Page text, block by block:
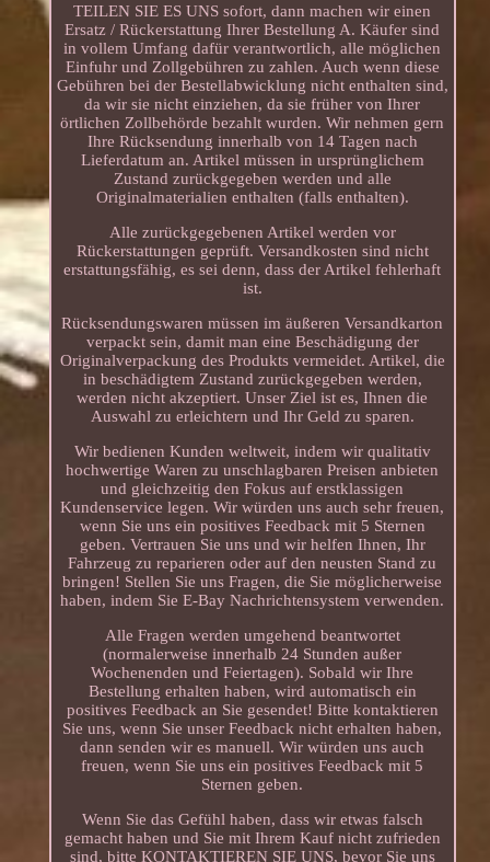
TEILEN SIE ES UNS sofort, dann machen wir einen
Ersatz / Rückerstattung Ihrer Bestellung A. Käufer sind
in vollem Umfang dafür verantwortlich, alle möglichen
Einfuhr und Zollgebühren zu zahlen. Auch wenn diese
Gebühren bei der Bestellabwicklung nicht enthalten sind,
da wir sie nicht einziehen, da sie früher von Ihrer
örtlichen Zollbehörde bezahlt wurden. Wir nehmen gern
Ihre Rücksendung innerhalb von 14 Tagen nach
Lieferdatum an. Artikel müssen in ursprünglichem
Zustand zurückgegeben werden und alle
Originalmaterialien enthalten (falls enthalten).
Alle zurückgegebenen Artikel werden vor
Rückerstattungen geprüft. Versandkosten sind nicht
erstattungsfähig, es sei denn, dass der Artikel fehlerhaft
ist.
Rücksendungswaren müssen im äußeren Versandkarton
verpackt sein, damit man eine Beschädigung der
Originalverpackung des Produkts vermeidet. Artikel, die
in beschädigtem Zustand zurückgegeben werden,
werden nicht akzeptiert. Unser Ziel ist es, Ihnen die
Auswahl zu erleichtern und Ihr Geld zu sparen.
Wir bedienen Kunden weltweit, indem wir qualitativ
hochwertige Waren zu unschlagbaren Preisen anbieten
und gleichzeitig den Fokus auf erstklassigen
Kundenservice legen. Wir würden uns auch sehr freuen,
wenn Sie uns ein positives Feedback mit 5 Sternen
geben. Vertrauen Sie uns und wir helfen Ihnen, Ihr
Fahrzeug zu reparieren oder auf den neusten Stand zu
bringen! Stellen Sie uns Fragen, die Sie möglicherweise
haben, indem Sie E-Bay Nachrichtensystem verwenden.
Alle Fragen werden umgehend beantwortet
(normalerweise innerhalb 24 Stunden außer
Wochenenden und Feiertagen). Sobald wir Ihre
Bestellung erhalten haben, wird automatisch ein
positives Feedback an Sie gesendet! Bitte kontaktieren
Sie uns, wenn Sie unser Feedback nicht erhalten haben,
dann senden wir es manuell. Wir würden uns auch
freuen, wenn Sie uns ein positives Feedback mit 5
Sternen geben.
Wenn Sie das Gefühl haben, dass wir etwas falsch
gemacht haben und Sie mit Ihrem Kauf nicht zufrieden
sind, bitte KONTAKTIEREN SIE UNS, bevor Sie uns